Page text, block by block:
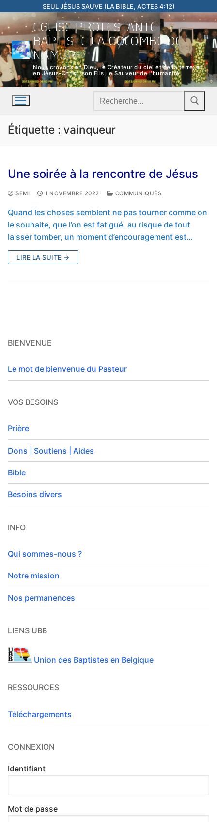
au
contenu
SEUL JÉSUS SAUVE (LA BIBLE, ACTES 4:12)
EGLISE PROTESTANTE
BAPTISTE LA COLOMBE DE
NAMUR
Nous croyons en Dieu, le Créateur du ciel et de la terre; et
en Jésus-Christ, son Fils, le Sauveur de l'humanité
Rechercher
Étiquette : vainqueur
Une soirée à la rencontre de Jésus
SEMI 1 NOVEMBRE 2022 COMMUNIQUÉS
Quand les choses semblent ne pas tourner comme on
le souhaite, que l’on est fatigué, au risque de tout
laisser tomber, un moment d’encouragement est…
LIRE LA SUITE →
BIENVENUE
Le mot de bienvenue du Pasteur
VOS BESOINS
Prière
Dons | Soutiens | Aides
Bible
Besoins divers
INFO
Qui sommes-nous ?
Notre mission
Nos permanences
LIENS UBB
Union des Baptistes en Belgique
RESSOURCES
Téléchargements
CONNEXION
Identifiant
Mot de passe